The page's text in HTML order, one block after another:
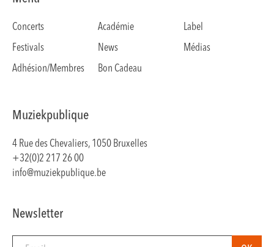
Concerts Académie
Label
Festivals
News
Médias
Adhésion/Membres
Bon Cadeau
Muziekpublique
4 Rue des Chevaliers, 1050 Bruxelles
+32(0)2 217 26 00
info@muziekpublique.be
Newsletter